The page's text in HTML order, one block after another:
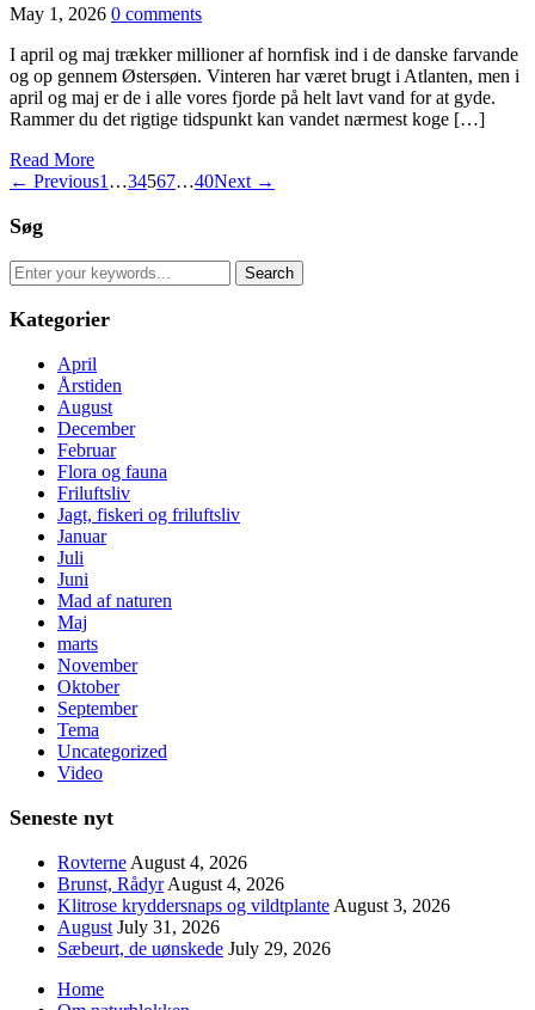
May 1, 2026 0 comments
I april og maj trækker millioner af hornfisk ind i de danske farvande
og op gennem Østersøen. Vinteren har været brugt i Atlanten, men i
april og maj er de i alle vores fjorde på helt lavt vand for at gyde.
Rammer du det rigtige tidspunkt kan vandet nærmest koge […]
Read More
← Previous1 …34567…40Next →
Søg
Search
for:
Kategorier
April
Årstiden
August
December
Februar
Flora og fauna
Friluftsliv
Jagt, fiskeri og friluftsliv
Januar
Juli
Juni
Mad af naturen
Maj
marts
November
Oktober
September
Tema
Uncategorized
Video
Seneste nyt
Rovterne August 4, 2026
Brunst, Rådyr August 4, 2026
Klitrose kryddersnaps og vildtplante August 3, 2026
August July 31, 2026
Sæbeurt, de uønskede July 29, 2026
Home